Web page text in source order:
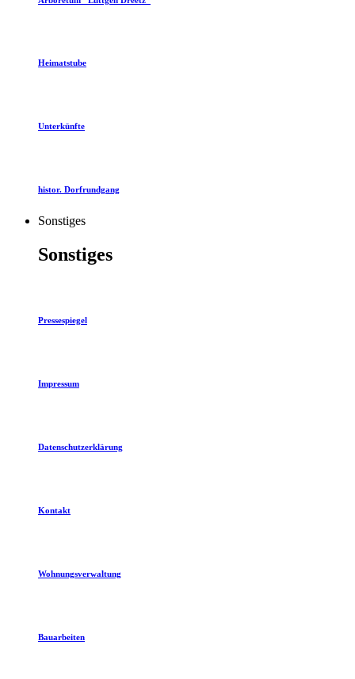
Heimatstube
Unterkünfte
histor. Dorfrundgang
Sonstiges
Sonstiges
Pressespiegel
Impressum
Datenschutzerklärung
Kontakt
Wohnungsverwaltung
Bauarbeiten